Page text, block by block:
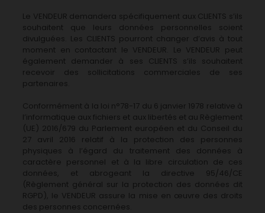
Le VENDEUR demandera spécifiquement aux CLIENTS s’ils
souhaitent que leurs données personnelles soient
divulguées. Les CLIENTS pourront changer d’avis à tout
moment en contactant le VENDEUR. Le VENDEUR peut
également demander à ses CLIENTS s’ils souhaitent
recevoir des sollicitations commerciales de ses
partenaires.
Conformément à la loi n°78-17 du 6 janvier 1978 relative à
l’informatique aux fichiers et aux libertés et au Règlement
(UE) 2016/679 du Parlement européen et du Conseil du
27 avril 2016 relatif à la protection des personnes
physiques à l’égard du traitement des données à
caractère personnel et à la libre circulation de ces
données, et abrogeant la directive 95/46/CE
(Règlement général sur la protection des données dit
RGPD), le VENDEUR assure la mise en œuvre des droits
des personnes concernées.